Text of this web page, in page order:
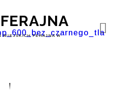
WIEJSKICH FERAJNA W